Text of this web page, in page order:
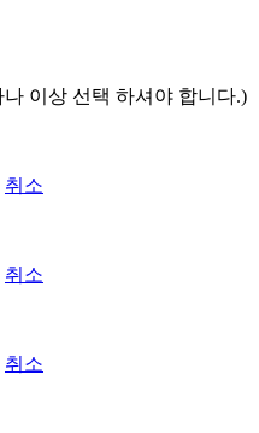
이상 선택 하셔야 합니다.)
취소
취소
취소